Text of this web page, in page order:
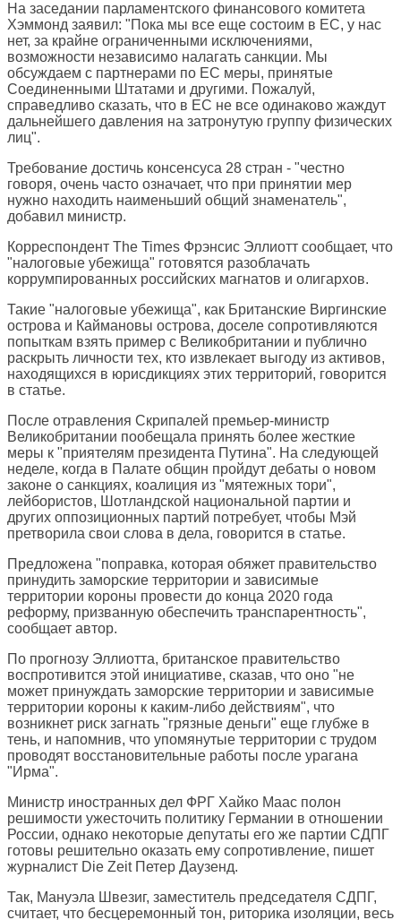
На заседании парламентского финансового комитета
Хэммонд заявил: "Пока мы все еще состоим в ЕС, у нас
нет, за крайне ограниченными исключениями,
возможности независимо налагать санкции. Мы
обсуждаем с партнерами по ЕС меры, принятые
Соединенными Штатами и другими. Пожалуй,
справедливо сказать, что в ЕС не все одинаково жаждут
дальнейшего давления на затронутую группу физических
лиц".
Требование достичь консенсуса 28 стран - "честно
говоря, очень часто означает, что при принятии мер
нужно находить наименьший общий знаменатель",
добавил министр.
Корреспондент The Times Фрэнсис Эллиотт сообщает, что
"налоговые убежища" готовятся разоблачать
коррумпированных российских магнатов и олигархов.
Такие "налоговые убежища", как Британские Виргинские
острова и Каймановы острова, доселе сопротивляются
попыткам взять пример с Великобритании и публично
раскрыть личности тех, кто извлекает выгоду из активов,
находящихся в юрисдикциях этих территорий, говорится
в статье.
После отравления Скрипалей премьер-министр
Великобритании пообещала принять более жесткие
меры к "приятелям президента Путина". На следующей
неделе, когда в Палате общин пройдут дебаты о новом
законе о санкциях, коалиция из "мятежных тори",
лейбористов, Шотландской национальной партии и
других оппозиционных партий потребует, чтобы Мэй
претворила свои слова в дела, говорится в статье.
Предложена "поправка, которая обяжет правительство
принудить заморские территории и зависимые
территории короны провести до конца 2020 года
реформу, призванную обеспечить транспарентность",
сообщает автор.
По прогнозу Эллиотта, британское правительство
воспротивится этой инициативе, сказав, что оно "не
может принуждать заморские территории и зависимые
территории короны к каким-либо действиям", что
возникнет риск загнать "грязные деньги" еще глубже в
тень, и напомнив, что упомянутые территории с трудом
проводят восстановительные работы после урагана
"Ирма".
Министр иностранных дел ФРГ Хайко Маас полон
решимости ужесточить политику Германии в отношении
России, однако некоторые депутаты его же партии СДПГ
готовы решительно оказать ему сопротивление, пишет
журналист Die ZeitПетер Даузенд.
Так, Мануэла Швезиг, заместитель председателя СДПГ,
считает, что бесцеремонный тон, риторика изоляции, весь